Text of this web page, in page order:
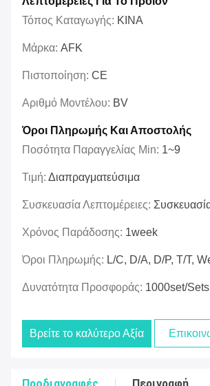
Τόπος Καταγωγής: ΚΙΝΑ
Μάρκα: AFK
Πιστοποίηση: CE
Αριθμό Μοντέλου: BV
Όροι Πληρωμής Και Αποστολής
Ποσότητα Παραγγελίας Min: 1~9
Τιμή: Διαπραγματεύσιμα
Συσκευασία Λεπτομέρειες:
Χρόνος Παράδοσης: 1week
Όροι Πληρωμής: L/C, D/A, D/P, T/T,
Δυνατότητα Προσφοράς: 1000set/
Βρείτε το καλύτερο Αξία